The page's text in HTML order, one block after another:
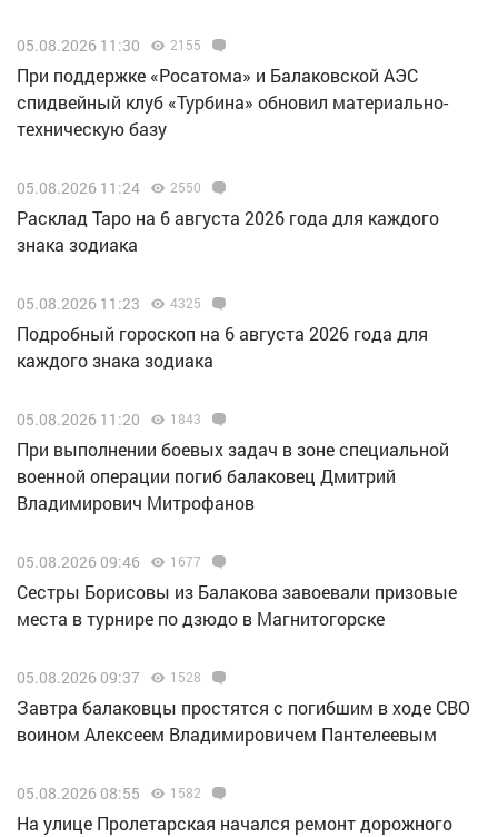
05.08.2026 11:30 2155
При поддержке «Росатома» и Балаковской АЭС
спидвейный клуб «Турбина» обновил материально-
техническую базу
05.08.2026 11:24 2550
Расклад Таро на 6 августа 2026 года для каждого
знака зодиака
05.08.2026 11:23 4325
Подробный гороскоп на 6 августа 2026 года для
каждого знака зодиака
05.08.2026 11:20 1843
При выполнении боевых задач в зоне специальной
военной операции погиб балаковец Дмитрий
Владимирович Митрофанов
05.08.2026 09:46 1677
Сестры Борисовы из Балакова завоевали призовые
места в турнире по дзюдо в Магнитогорске
05.08.2026 09:37 1528
Завтра балаковцы простятся с погибшим в ходе СВО
воином Алексеем Владимировичем Пантелеевым
05.08.2026 08:55 1582
На улице Пролетарская начался ремонт дорожного